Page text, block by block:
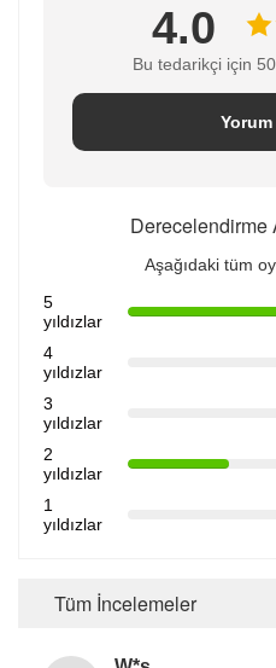
4.0
Bu tedarikçi için
Yorum
Derecelendirme
Aşağıdaki tüm
5
yıldızlar
4
yıldızlar
3
yıldızlar
2
yıldızlar
1
yıldızlar
Tüm İncelemeler